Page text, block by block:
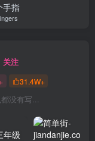
手指
关注
31.4W+
没有写...